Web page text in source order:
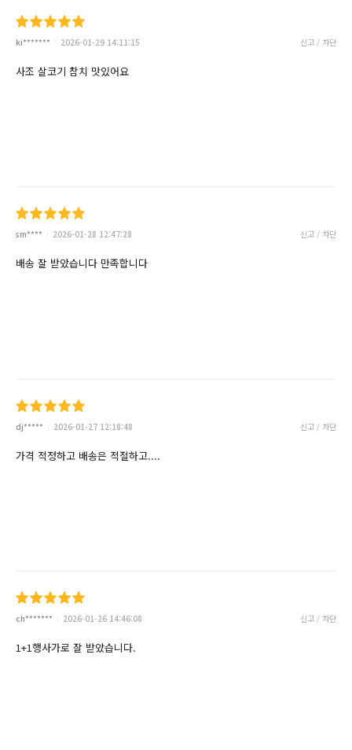
ki******* 2026-01-29 14:11:15 신고 / 차단
사조 살코기 참치 맛있어요
sm**** 2026-01-28 12:47:28 신고 / 차단
배송 잘 받았습니다 만족합니다
dj***** 2026-01-27 12:18:48 신고 / 차단
가격 적정하고 배송은 적절하고....
ch******* 2026-01-26 14:46:08 신고 / 차단
1+1행사가로 잘 받았습니다.